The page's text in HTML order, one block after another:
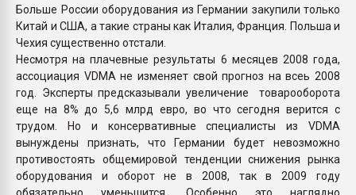
Больше России оборудования из Германии закупили только
Китай и США, а такие страны как Италия, Франция. Польша и
Чехия существенно отстали.
Несмотря на плачевные результаты 6 месяцев 2008 года,
ассоциация VDMA не изменяет свой прогноз на всеь 2008
год. Эксперты предсказывали увеличение товарооборота
еще на 8% до 5,6 млрд евро, во что сегодня верится с
трудом. Но и консервативные специалисты из VDMA
вынуждены признать, что Германии будет невозможно
противостоять общемировой тенденции снижения рынка
оборудования и оборот не в 2008, так в 2009 году
обязательно уменьшится. Особенно это наглядно